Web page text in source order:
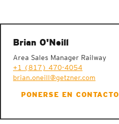
Brian O'Neill
Area Sales Manager Railway
+1 (817) 470-4054
brian.oneill@getzner.com
PONERSE EN CONTACTO